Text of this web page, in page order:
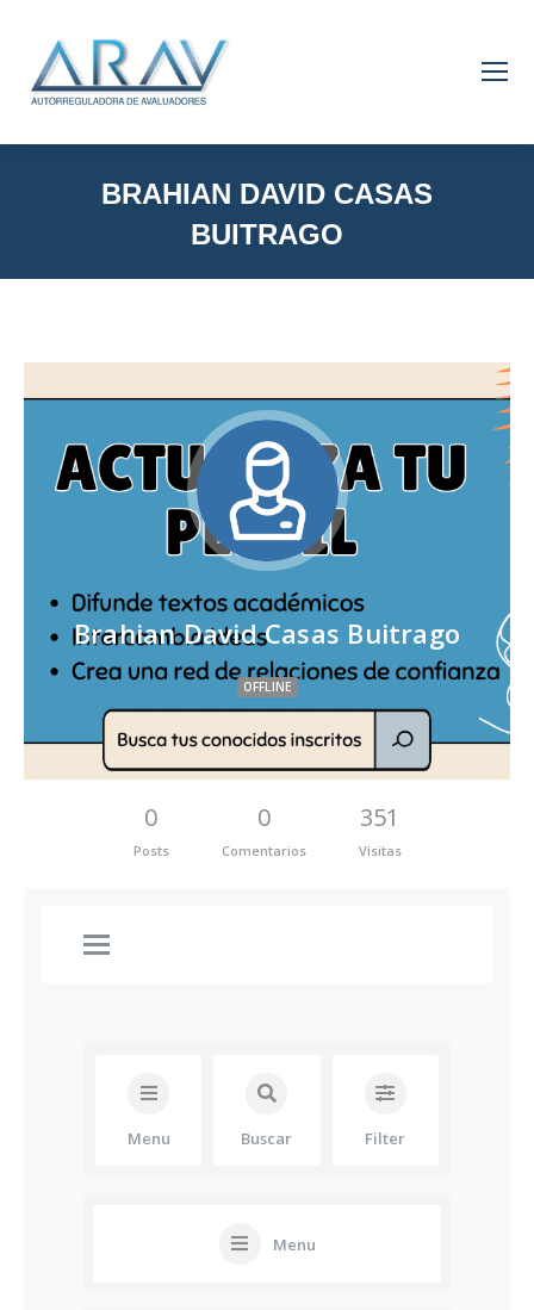
BRAHIAN DAVID CASAS
BUITRAGO
Brahian David Casas Buitrago
OFFLINE
0
Posts
0
Comentarios
351
Visitas
Menu Buscar Filter
Menu